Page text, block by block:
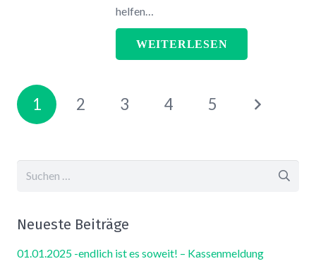
helfen…
WEITERLESEN
1 2 3 4 5
Neueste Beiträge
01.01.2025 -endlich ist es soweit! – Kassenmeldung